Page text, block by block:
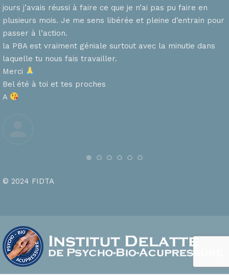
jours j’avais réussi à faire ce que je n’ai pas pu faire en
plusieurs mois. Je me sens libérée et pleine d’entrain pour
passer à l’action.
la PBA est vraiment géniale surtout avec la minutie dans
laquelle tu nous fais travailler.
Merci
Bel été à toi et tes proches
A
© 2024 FIDTA